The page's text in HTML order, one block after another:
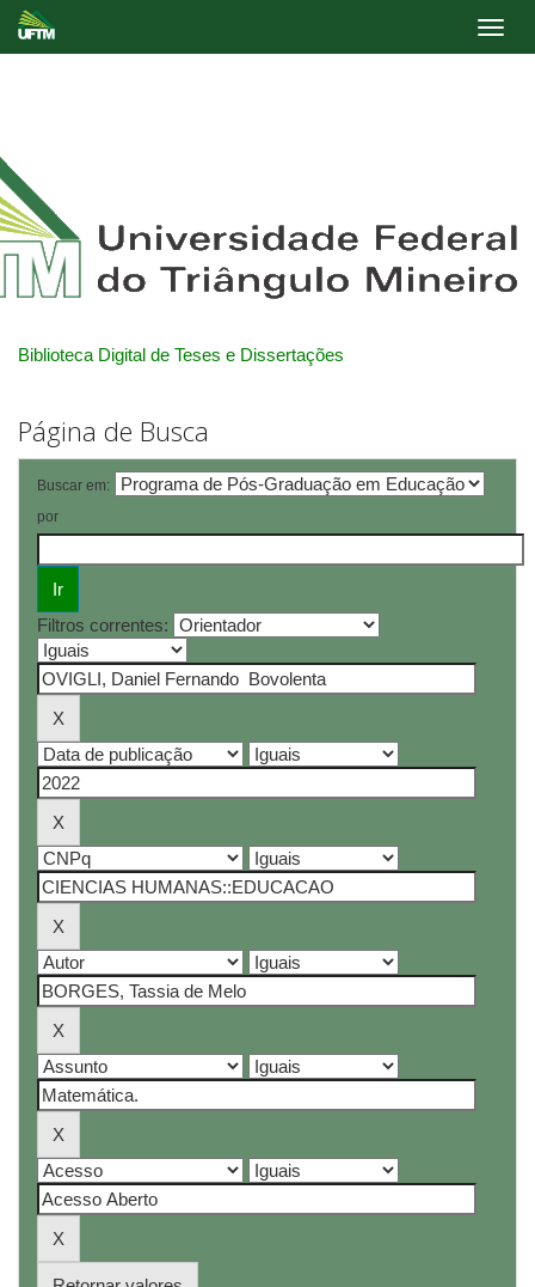
Biblioteca Digital de Teses e Dissertações
Página de Busca
Buscar em:
por
Filtros correntes: